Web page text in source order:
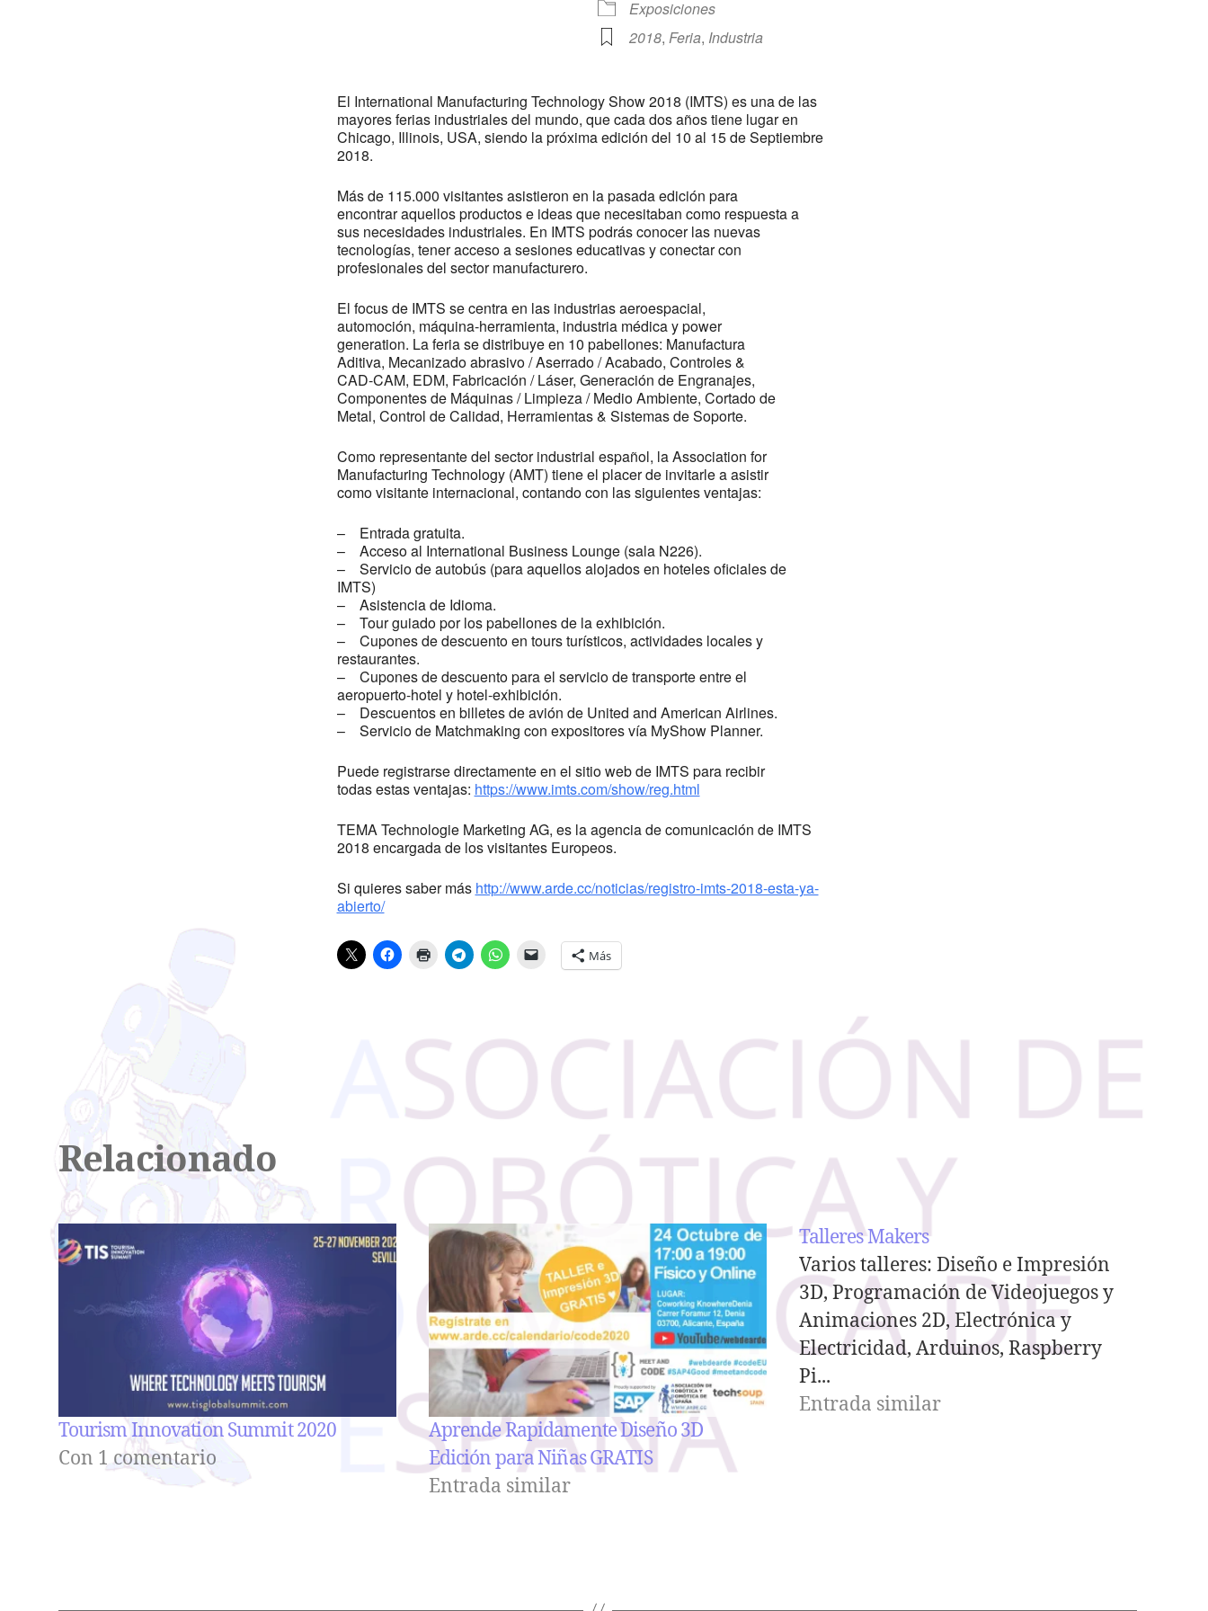
Google Calendar
Exposiciones
2018, Feria, Industria
El International Manufacturing Technology Show 2018 (IMTS) es una de las
mayores ferias industriales del mundo, que cada dos años tiene lugar en
Chicago, Illinois, USA, siendo la próxima edición del 10 al 15 de Septiembre
2018.
Más de 115.000 visitantes asistieron en la pasada edición para
encontrar aquellos productos e ideas que necesitaban como respuesta a
sus necesidades industriales. En IMTS podrás conocer las nuevas
tecnologías, tener acceso a sesiones educativas y conectar con
profesionales del sector manufacturero.
El focus de IMTS se centra en las industrias aeroespacial,
automoción, máquina-herramienta, industria médica y power
generation. La feria se distribuye en 10 pabellones: Manufactura
Aditiva, Mecanizado abrasivo / Aserrado / Acabado, Controles &
CAD-CAM, EDM, Fabricación / Láser, Generación de Engranajes,
Componentes de Máquinas / Limpieza / Medio Ambiente, Cortado de
Metal, Control de Calidad, Herramientas & Sistemas de Soporte.
Como representante del sector industrial español, la Association for
Manufacturing Technology (AMT) tiene el placer de invitarle a asistir
como visitante internacional, contando con las siguientes ventajas:
– Entrada gratuita.
– Acceso al International Business Lounge (sala N226).
– Servicio de autobús (para aquellos alojados en hoteles oficiales de
IMTS)
– Asistencia de Idioma.
– Tour guiado por los pabellones de la exhibición.
– Cupones de descuento en tours turísticos, actividades locales y
restaurantes.
– Cupones de descuento para el servicio de transporte entre el
aeropuerto-hotel y hotel-exhibición.
– Descuentos en billetes de avión de United and American Airlines.
– Servicio de Matchmaking con expositores vía MyShow Planner.
Puede registrarse directamente en el sitio web de IMTS para recibir
todas estas ventajas: https://www.imts.com/show/reg.html
TEMA Technologie Marketing AG, es la agencia de comunicación de IMTS
2018 encargada de los visitantes Europeos.
Si quieres saber más http://www.arde.cc/noticias/registro-imts-2018-esta-ya-
abierto/
Más
Relacionado
Tourism Innovation Summit 2020
Con 1 comentario
Aprende Rapidamente Diseño 3D
Edición para Niñas GRATIS
Entrada similar
Talleres Makers
Varios talleres: Diseño e Impresión
3D, Programación de Videojuegos y
Animaciones 2D, Electrónica y
Electricidad, Arduinos, Raspberry
Pi...
Entrada similar